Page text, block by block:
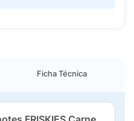
Ficha Técnica